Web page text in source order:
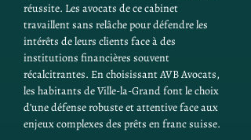
réussite. Les avocats de ce cabinet
travaillent sans relâche pour défendre les
intérêts de leurs clients face à des
institutions financières souvent
récalcitrantes. En choisissant AVB Avocats,
les habitants de Ville-la-Grand font le choix
d’une défense robuste et attentive face aux
enjeux complexes des prêts en franc suisse.